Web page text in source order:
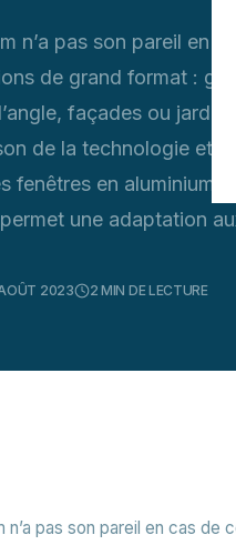
n’a pas son pareil en
de grand format :
façades ou jardins
de la technologie et
fenêtres en aluminium
une adaptation
2023 2 MIN DE LECTURE
n’a pas son pareil en cas de